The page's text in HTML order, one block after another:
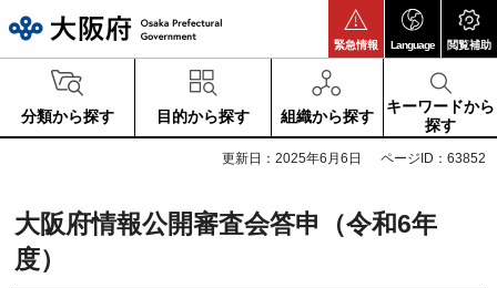
緊急情報 Language 閲覧補助
分類から探す 目的から探す 組織から探す
キーワードから
探す
更新日：2025年6月6日 ページID：63852
大阪府情報公開審査会答申（令和6年
度）